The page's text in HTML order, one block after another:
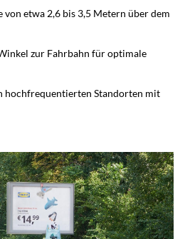
etwa 2,6 bis 3,5 Metern über dem
zur Fahrbahn für optimale
hochfrequentierten Standorten mit